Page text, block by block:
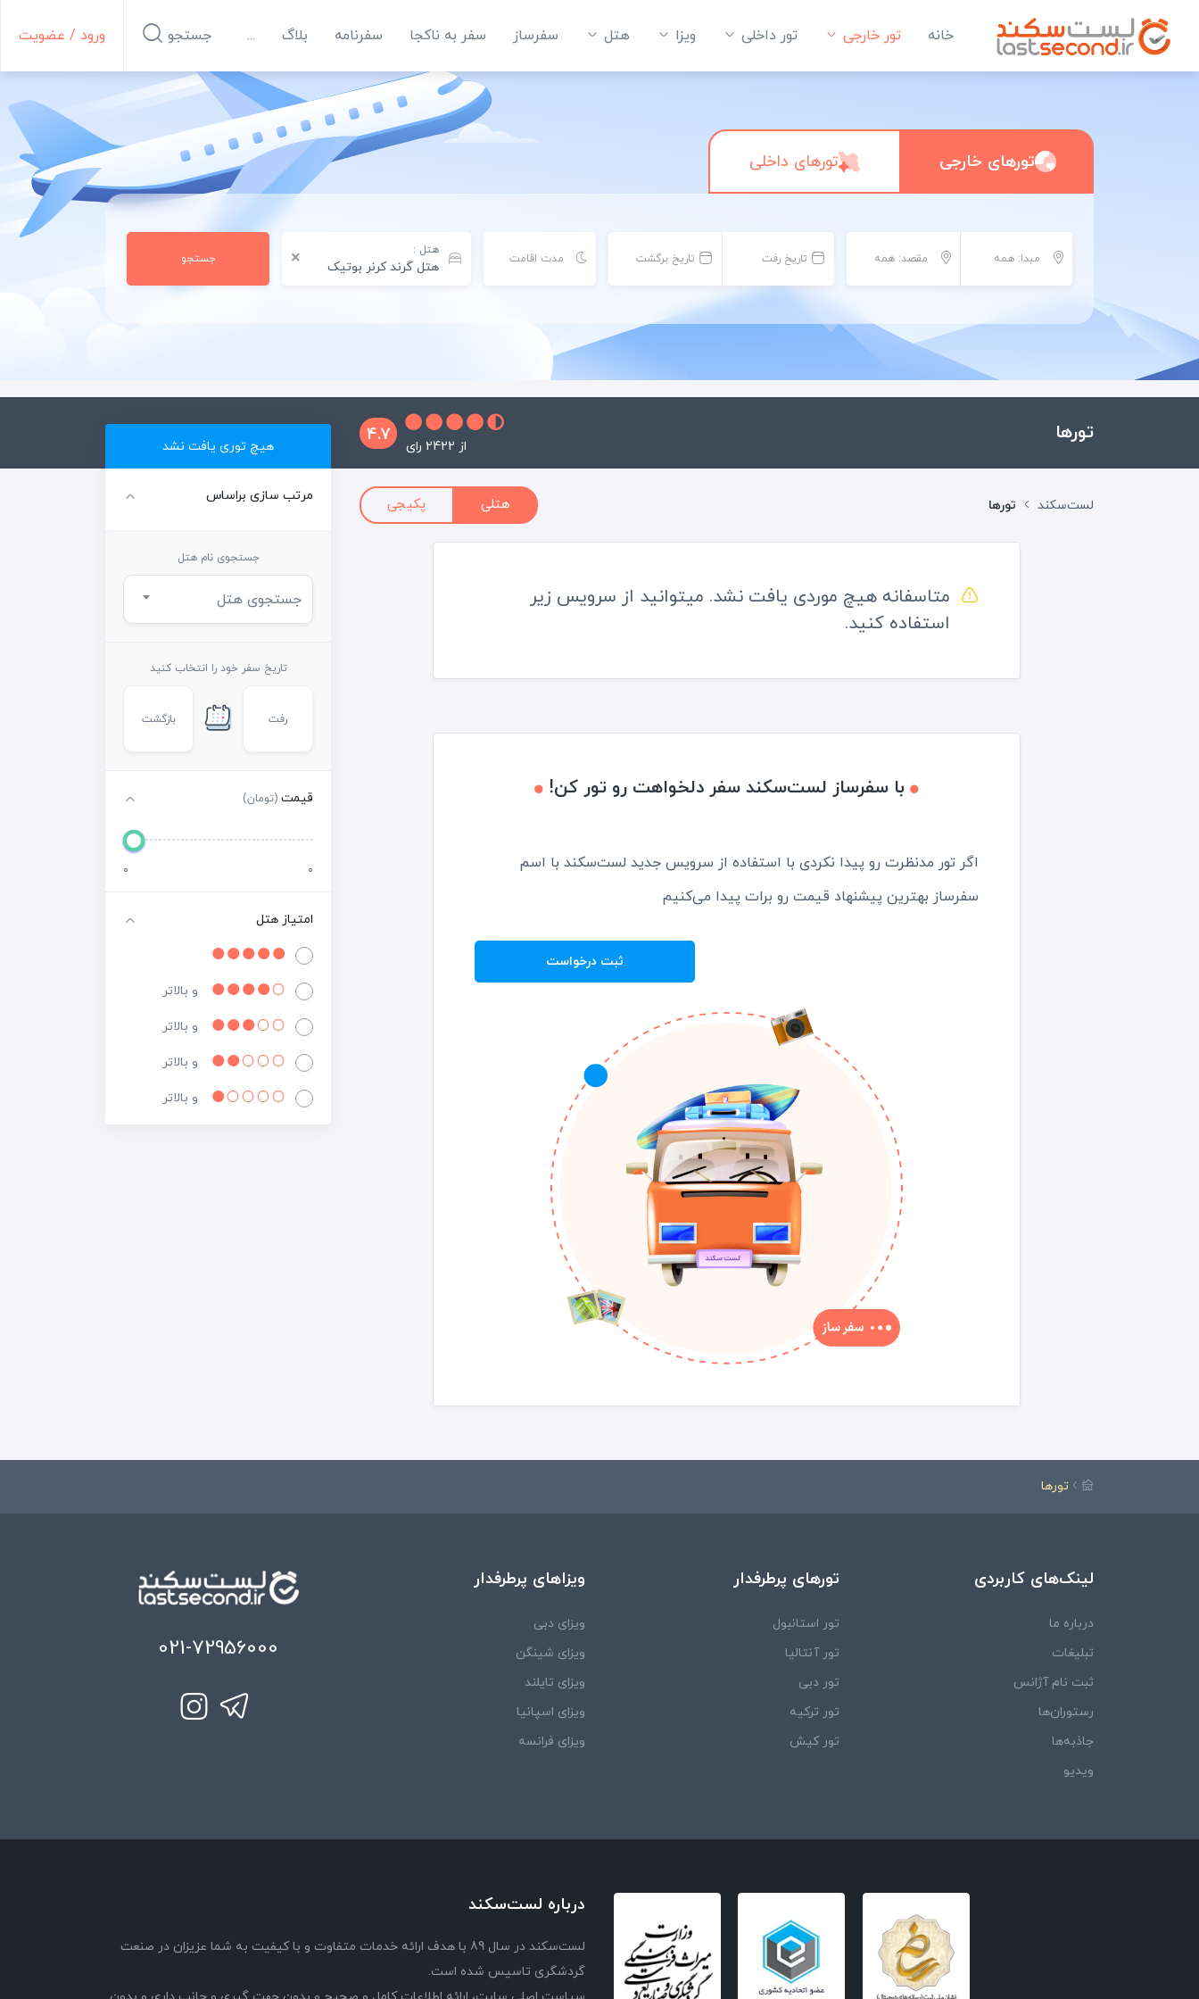
خانه تور خارجی تور داخلی ویزا هتل‌ سفرساز سفر به ناکجا سفرنامه بلاگ ... ورود / عضویت جستجو
تورهای خارجی تورهای داخلی
مبدا: همه مقصد: همه تاریخ رفت تاریخ برگشت مدت اقامت × هتل :
هتل گرند کرنر بوتیک جستجو
تور‌ها 4.7
از 2422 رای
لست‌سکند تورها هتلی پکیجی
متاسفانه هیچ موردی یافت نشد. میتوانید از سرویس زیر
استفاده کنید.
با سفرساز لست‌سکند سفر دلخواهت رو تور کن!
اگر تور مدنظرت رو پیدا نکردی با استفاده از سرویس جدید لست‌سکند با اسم
سفرساز بهترین پیشنهاد قیمت رو برات پیدا می‌کنیم
ثبت درخواست
هیچ توری یافت نشد
مرتب سازی براساس
جستجوی نام هتل
جستجوی هتل
تاریخ سفر خود را انتخاب کنید
رفت بازگشت
قیمت (تومان)
0 0
امتیاز هتل
و بالاتر
و بالاتر
و بالاتر
و بالاتر
تورها
لینک‌های کاربردی
درباره ما
تبلیغات
ثبت نام آژانس
رستوران‌ها
جاذبه‌ها
ویدیو‌
تورهای پرطرفدار
تور استانبول
تور آنتالیا
تور دبی
تور ترکیه
تور کیش
ویزاهای پرطرفدار
ویزای دبی
ویزای شینگن
ویزای تایلند
ویزای اسپانیا
ویزای فرانسه
021-72956000
درباره لست‌سکند
لست‌سکند در سال 89 با هدف ارائه خدمات متفاوت و با کیفیت به شما عزیزان در صنعت
گردشگری تاسیس شده است.